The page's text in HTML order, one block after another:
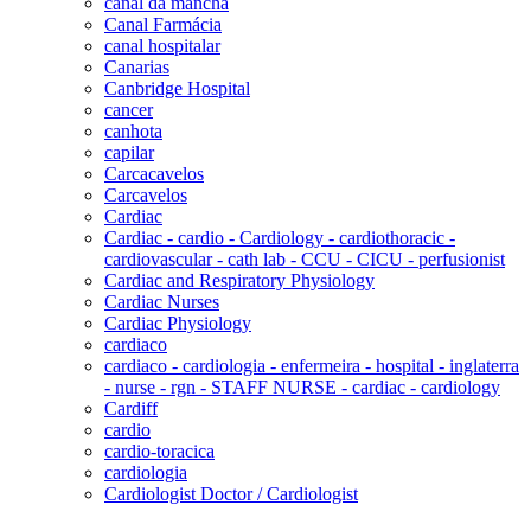
Canal Farmácia
canal hospitalar
Canarias
Canbridge Hospital
cancer
canhota
capilar
Carcacavelos
Carcavelos
Cardiac
Cardiac - cardio - Cardiology - cardiothoracic -
cardiovascular - cath lab - CCU - CICU - perfusionist
Cardiac and Respiratory Physiology
Cardiac Nurses
Cardiac Physiology
cardiaco
cardiaco - cardiologia - enfermeira - hospital - inglaterra
- nurse - rgn - STAFF NURSE - cardiac - cardiology
Cardiff
cardio
cardio-toracica
cardiologia
Cardiologist Doctor / Cardiologist